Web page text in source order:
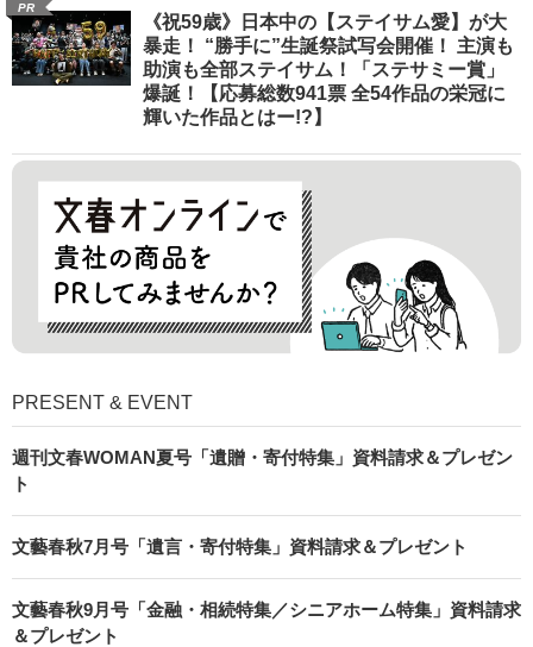
PR
《祝59歳》日本中の【ステイサム愛】が大
暴走！ “勝手に”生誕祭試写会開催！ 主演も
助演も全部ステイサム！「ステサミー賞」
爆誕！【応募総数941票 全54作品の栄冠に
輝いた作品とはー!?】
PRESENT & EVENT
週刊文春WOMAN夏号「遺贈・寄付特集」資料請求＆プレゼン
ト
文藝春秋7月号「遺言・寄付特集」資料請求＆プレゼント
文藝春秋9月号「金融・相続特集／シニアホーム特集」資料請求
＆プレゼント